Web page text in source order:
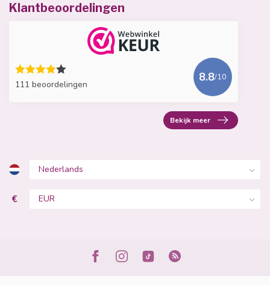
Klantbeoordelingen
111 beoordelingen
8.8/10
Bekijk meer
€